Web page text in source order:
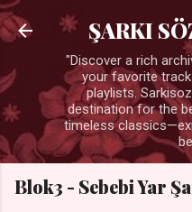
Ana
ŞARKI
"Discover a rich
your favorite
playlists.
destination for the
timeless
Blok3 - Sebebi Yar